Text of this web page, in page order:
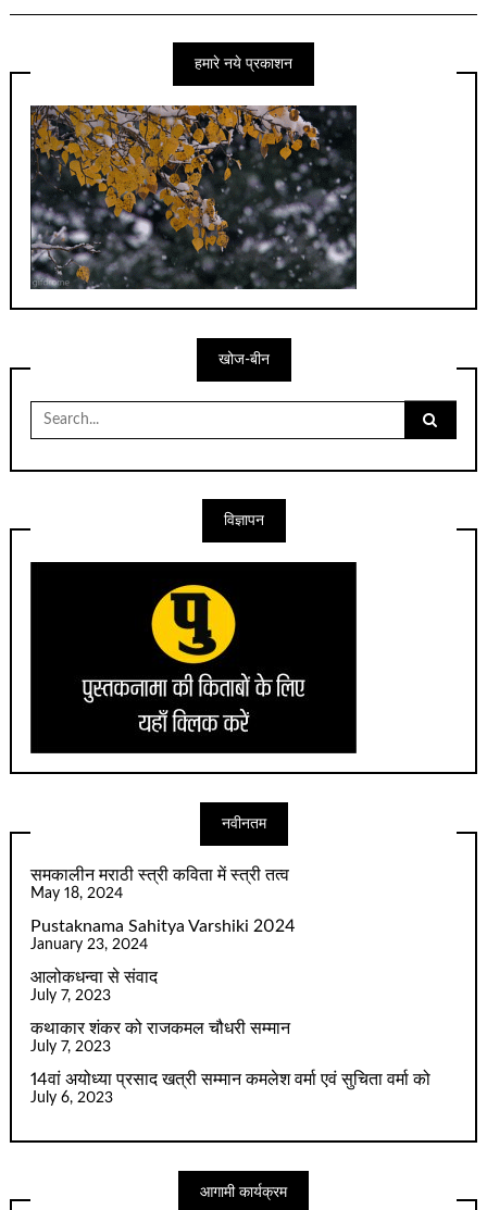
हमारे नये प्रकाशन
खोज-बीन
for:
विज्ञापन
नवीनतम
समकालीन मराठी स्त्री कविता में स्त्री तत्व
May 18, 2024
Pustaknama Sahitya Varshiki 2024
January 23, 2024
आलोकधन्वा से संवाद
July 7, 2023
कथाकार शंकर को राजकमल चौधरी सम्मान
July 7, 2023
14वां अयोध्या प्रसाद खत्री सम्मान कमलेश वर्मा एवं सुचिता वर्मा को
July 6, 2023
आगामी कार्यक्रम